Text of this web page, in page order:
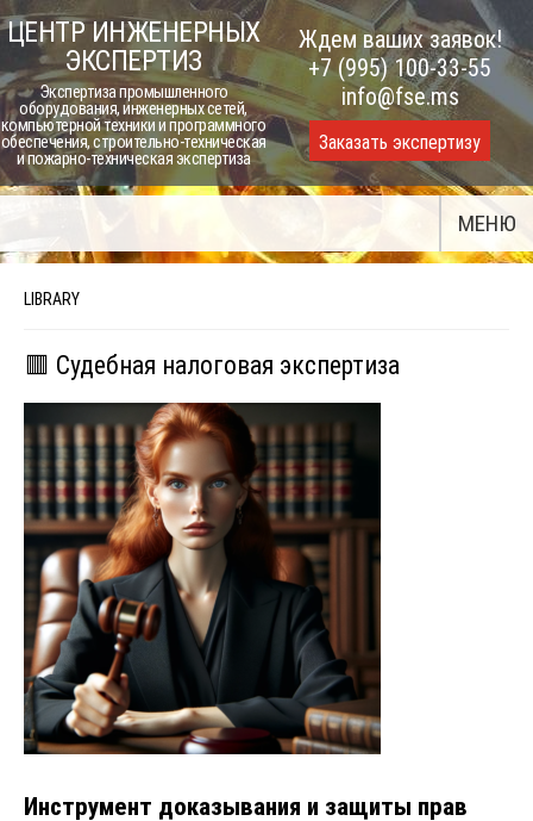
Skip
to
content
ЦЕНТР ИНЖЕНЕРНЫХ
ЭКСПЕРТИЗ
Экспертиза промышленного
оборудования, инженерных сетей,
компьютерной техники и программного
обеспечения, строительно-техническая
и пожарно-техническая экспертиза
Ждем ваших заявок!
+7 (995) 100-33-55
info@fse.ms
Заказать экспертизу
МЕНЮ
LIBRARY
🟥 Судебная налоговая экспертиза
Инструмент доказывания и защиты прав